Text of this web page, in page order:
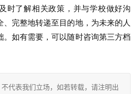
时了解相关政策，并与学校做好沟
完整地转递至目的地，为未来的人
。如有需要，可以随时咨询第三方档
代表我们立场，如若转载，请注明出